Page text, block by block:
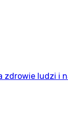
zdrowie ludzi i